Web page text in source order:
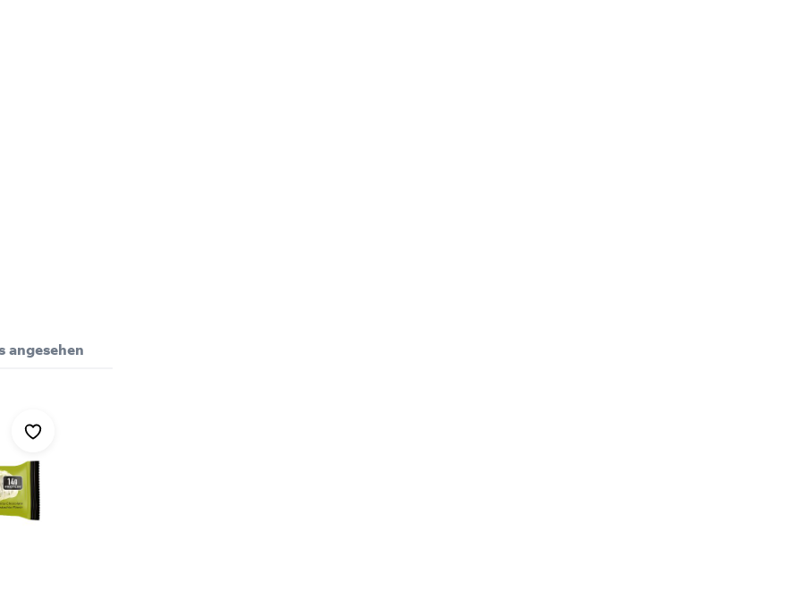
pro 100 g
20 g
9,5 g
31 g
angesehen